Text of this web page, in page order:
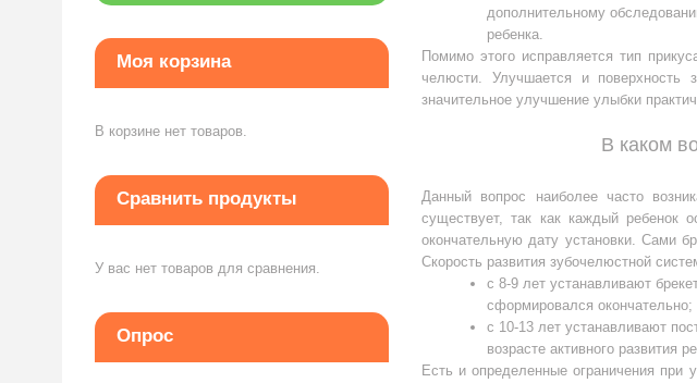
дополнительному
ребенка.
Помимо этого исправляется тип
челюсти. Улучшается и поверхность
значительное улучшение улыбки
В каком
Данный вопрос наиболее часто
существует, так как каждый ребенок
окончательную дату установки. Сами
Скорость развития зубочелюстной
с 8-9 лет устанавливают
сформировался окончательно;
с 10-13 лет устанавливают
возрасте активного развития
Есть и определенные ограничения при
Моя корзина
В корзине нет товаров.
Сравнить продукты
У вас нет товаров для сравнения.
Опрос